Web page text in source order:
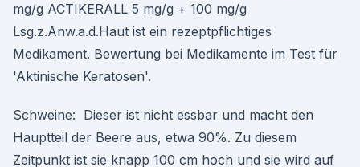
mg/g ACTIKERALL 5 mg/g + 100 mg/g
Lsg.z.Anw.a.d.Haut ist ein rezeptpflichtiges
Medikament. Bewertung bei Medikamente im Test für
'Aktinische Keratosen'.
Schweine: Dieser ist nicht essbar und macht den
Hauptteil der Beere aus, etwa 90%. Zu diesem
Zeitpunkt ist sie knapp 100 cm hoch und sie wird auf